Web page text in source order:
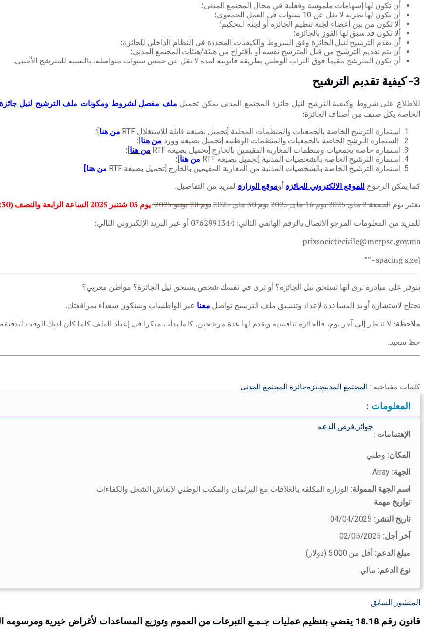
أن تكون لها إسهامات ملموسة وفعلية في مجال المجتمع المدني؛
أن تكون لها تجربة لا تقل عن 10 سنوات في العمل الجمعوي؛
ألا تكون من بين أعضاء لجنة تنظيم الجائزة أو لجنة التحكيم؛
ألا تكون قد سبق لها الفوز بالجائزة؛
أن يقدم الترشيح لنيل الجائزة وفق الشروط والكيفيات المحددة في النظام الداخلي للجائزة؛
أن يتم تقديم الترشيح من قبل المترشح نفسه أو باقتراح من هيئة/هيئات المجتمع المدني؛
أن يكون المترشح مقيما فوق التراب الوطني بطريقة قانونية لمدة لا تقل عن خمس سنوات متواصلة، بالنسبة للمترشح الأجنبي.
3- كيفية تقديم الترشيح
للاطلاع على شروط وكيفية الترشح لنيل جائزة المجتمع المدني يمكن تحميل ملف مفصل لشروط ومكونات ملف الترشيح لنيل جائزة
الخاصة بكل صنف من أصناف الجائزة:
استمارة الترشح الخاصة بالجمعيات والمنظمات المحلية [تحميل بصيغة قابلة للاستغلال RTF من هنا ]؛
الستمارة الترشح الخاصة بالجمعيات والمنظمات الوطنية [تحميل بصيغة وورد من هنا ]؛
استمارة خاصة بجمعيات ومنظمات المغاربة المقيمين بالخارج [تحميل بصيغة RTF
من هنا ]؛
استمارة الترشيح الخاصة بالشخصيات المدنية [تحميل بصيغة RTF
من هنا ]؛
استمارة الترشيخ الخاصة بالشخصيات المدنية من المغاربة المقيمين بالخارج [تحميل بصيغة RTF
من هنا] .
كما يمكن الرجوع للموقع الالكتروني للجائزة أوموقع الوزارة لمزيد من التفاصيل.
يعتبر يوم الجمعة 2 ماي 2025 يوم 16 ماي 2025 يوم 30 ماي 2025 يوم 20 يونيو 2025 يوم 05 شتنبر 2025 الساعة الرابعة والنصف (16:30)
للمزيد من المعلومات المرجو الاتصال بالرقم الهاتفي التالي: 0762991344 أو عبر البريد الإلكتروني التالي:
prixsocietecivile@mcrpsc.gov.ma
[spacing size=””
تتوفر على مبادرة ترى أنها تستحق نيل الجائزة؟ أو ترى في نفسك شخص يستحق نيل الجائزة؟ مواطن مغربي؟
تحتاج لاستشارة أو يد المساعدة لإعداد وتنسيق ملف الترشيح تواصل معنا عبر الواطساب وسنكون سعداء بمرافقتك.
ملاحظة: لا تنتظر إلى آخر يوم، فالجائزة تنافسية ويقدم لها عدة مرشحين، كلما بدأت مبكرا في إعداد الملف كلما كان لديك الوقت
حظ سعيد.
كلمات مفتاحية : المجتمع المدنيجائزةجائزة المجتمع المدني
المعلومات :
الإهتمامات :
جوائز ,فرص الدعم
المكان: وطني
الجهة: Array
اسم الجهة الممولة: الوزارة المكلفة بالعلاقات مع البرلمان والمكتب الوطني لإنعاش الشغل والكفاءات
تواريخ مهمة
تاريخ النشر: 04/04/2025
آخر أجل: 02/05/2025
مبلغ الدعم: أقل من 5.000 (دولار)
نوع الدعم: مالي
المنشور السابق
قانون رقم 18.18 يقضي بتنظيم عمليات جـمـع التبرعات من العموم وتوزيع المساعدات لأغراض خيرية ومرسومه التطبيقي 2025 (مع نموذج طلب الترخيص)